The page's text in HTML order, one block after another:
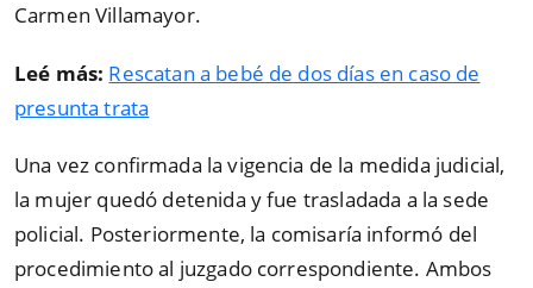
Carmen Villamayor.
Leé más: Rescatan a bebé de dos días en caso de
presunta trata
Una vez confirmada la vigencia de la medida judicial,
la mujer quedó detenida y fue trasladada a la sede
policial. Posteriormente, la comisaría informó del
procedimiento al juzgado correspondiente. Ambos